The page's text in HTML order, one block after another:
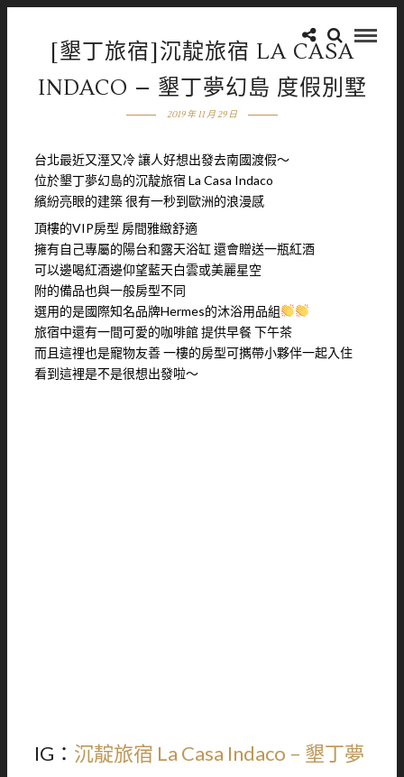
[墾丁旅宿]沉靛旅宿 LA CASA
INDACO – 墾丁夢幻島 度假別墅
2019 年 11 月 29 日
台北最近又溼又冷 讓人好想出發去南國渡假～
位於墾丁夢幻島的沉靛旅宿 La Casa Indaco
繽紛亮眼的建築 很有一秒到歐洲的浪漫感
頂樓的VIP房型 房間雅緻舒適
擁有自己專屬的陽台和露天浴缸 還會贈送一瓶紅酒
可以邊喝紅酒邊仰望藍天白雲或美麗星空
附的備品也與一般房型不同
選用的是國際知名品牌Hermes的沐浴用品組
旅宿中還有一間可愛的咖啡館 提供早餐 下午茶
而且這𥚃也是寵物友善 一樓的房型可𢹂帶小夥伴一起入住
看到這裡是不是很想出發啦～
IG： 沉靛旅宿 La Casa Indaco – 墾丁夢